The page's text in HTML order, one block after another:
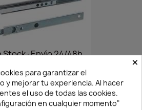
Stock·Envío 24/48h
246MMX17MM
2,21 €1,55 €
×
para garantizar el
y mejorar tu experiencia. Al hacer
el uso de todas las cookies.
en cualquier momento"